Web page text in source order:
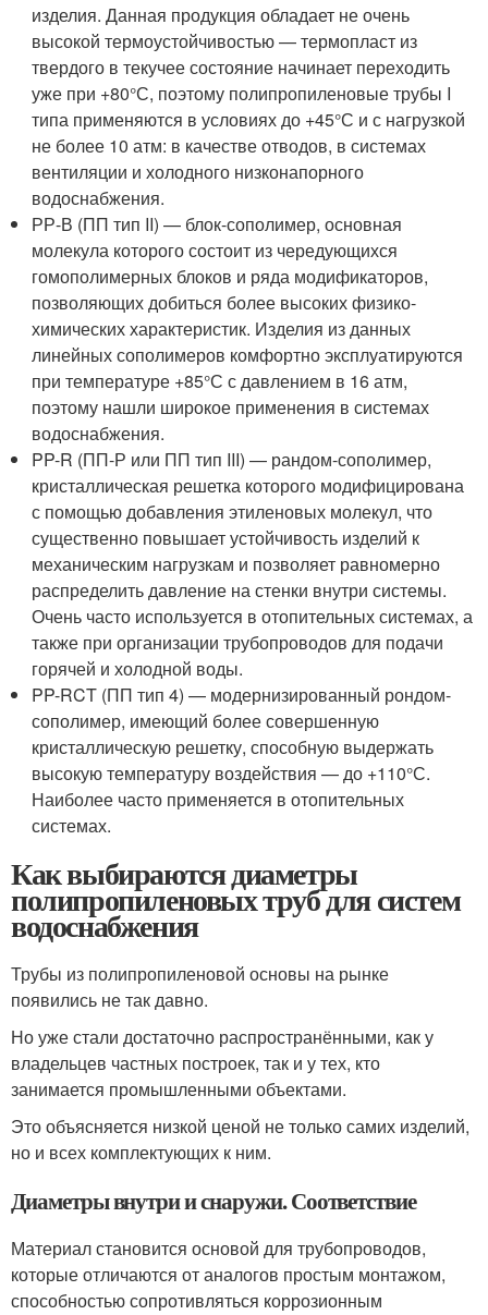
изделия. Данная продукция обладает не очень
высокой термоустойчивостью — термопласт из
твердого в текучее состояние начинает переходить
уже при +80°С, поэтому полипропиленовые трубы I
типа применяются в условиях до +45°С и с нагрузкой
не более 10 атм: в качестве отводов, в системах
вентиляции и холодного низконапорного
водоснабжения.
РР-В (ПП тип II) — блок-сополимер, основная
молекула которого состоит из чередующихся
гомополимерных блоков и ряда модификаторов,
позволяющих добиться более высоких физико-
химических характеристик. Изделия из данных
линейных сополимеров комфортно эксплуатируются
при температуре +85°С с давлением в 16 атм,
поэтому нашли широкое применения в системах
водоснабжения.
PP-R (ПП-Р или ПП тип III) — рандом-сополимер,
кристаллическая решетка которого модифицирована
с помощью добавления этиленовых молекул, что
существенно повышает устойчивость изделий к
механическим нагрузкам и позволяет равномерно
распределить давление на стенки внутри системы.
Очень часто используется в отопительных системах, а
также при организации трубопроводов для подачи
горячей и холодной воды.
PP-RCT (ПП тип 4) — модернизированный рондом-
сополимер, имеющий более совершенную
кристаллическую решетку, способную выдержать
высокую температуру воздействия — до +110°С.
Наиболее часто применяется в отопительных
системах.
Как выбираются диаметры
полипропиленовых труб для систем
водоснабжения
Трубы из полипропиленовой основы на рынке
появились не так давно.
Но уже стали достаточно распространёнными, как у
владельцев частных построек, так и у тех, кто
занимается промышленными объектами.
Это объясняется низкой ценой не только самих изделий,
но и всех комплектующих к ним.
Диаметры внутри и снаружи. Соответствие
Материал становится основой для трубопроводов,
которые отличаются от аналогов простым монтажом,
способностью сопротивляться коррозионным